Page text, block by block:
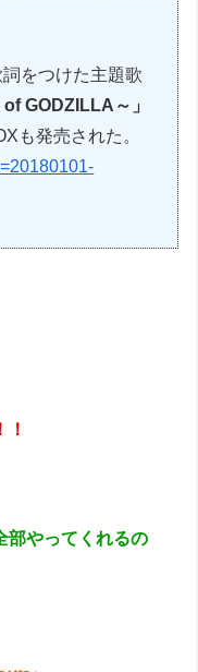
をつけた主題歌
GODZILLA～」
も発売された。
！
部やってくれるの